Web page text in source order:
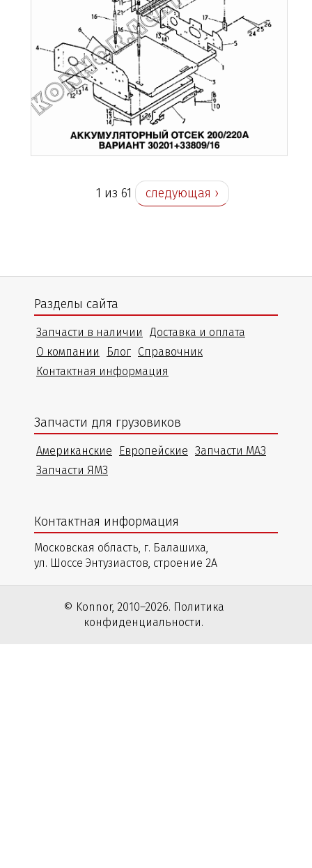
1 из 61 следующая ›
Разделы сайта
Запчасти в наличии
Доставка и оплата
О компании
Блог Справочник
Контактная информация
Запчасти для грузовиков
Американские Европейские Запчасти МАЗ
Запчасти ЯМЗ
Контактная информация
Московская область, г. Балашиха,
ул. Шоссе Энтузиастов, строение 2А
© Konnor, 2010–2026. Политика
конфиденциальности.